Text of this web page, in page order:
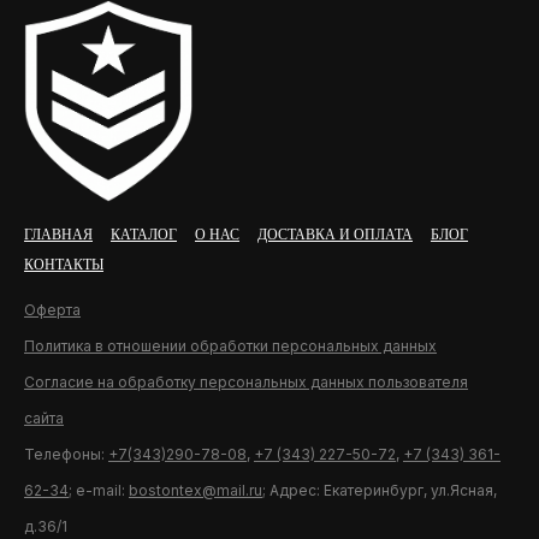
ГЛАВНАЯ КАТАЛОГ О НАС ДОСТАВКА И ОПЛАТА
БЛОГ
КОНТАКТЫ
Оферта
Политика в отношении обработки персональных данных
Согласие на обработку персональных данных пользователя
сайта
Телефоны: +7(343)290-78-08, +7 (343) 227-50-72, +7 (343) 361-
62-34; e-mail: bostontex@mail.ru; Адрес: Екатеринбург, ул.Ясная,
д.36/1